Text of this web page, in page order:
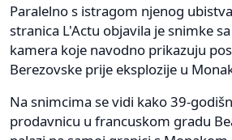
Paralelno s istragom njenog
stranica L'Actu objavila je snimke
kamera koje navodno prikazuju
Berezovske prije eksplozije u
Na snimcima se vidi kako 39-
prodavnicu u francuskom gradu